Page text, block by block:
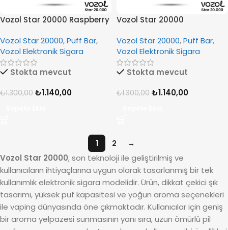
Vozol Star 20000 Raspberry
Pineapple
Vozol Star 20000,Puff Bar,
Vozol Elektronik Sigara
Stokta mevcut
₺1.300,00 ₺1.140,00
Vozol Star 20000
Vozol Star 20000,Puff Bar,
Vozol Elektronik Sigara
Stokta mevcut
₺1.300,00 ₺1.140,00
1 2 →
Vozol Star 20000, son teknoloji ile geliştirilmiş ve
kullanıcıların ihtiyaçlarına uygun olarak tasarlanmış bir tek
kullanımlık elektronik sigara modelidir. Ürün, dikkat çekici şık
tasarımı, yüksek puf kapasitesi ve yoğun aroma seçenekleri
ile vaping dünyasında öne çıkmaktadır. Kullanıcılar için geniş
bir aroma yelpazesi sunmasının yanı sıra, uzun ömürlü pil